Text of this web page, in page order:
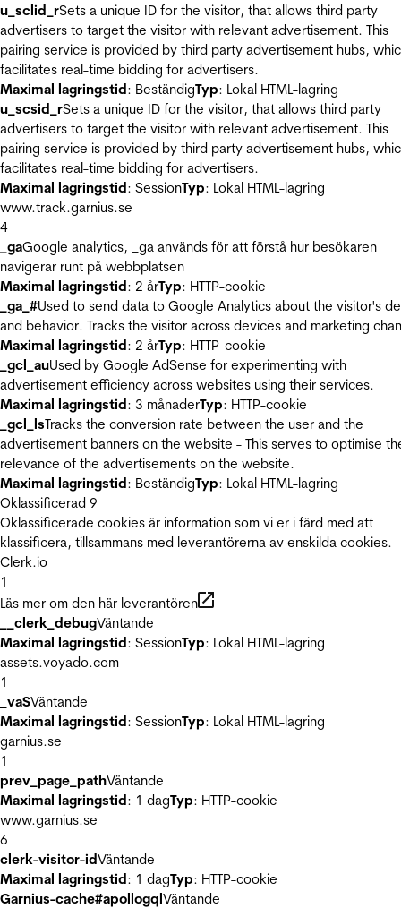
u_sclid_rSets a unique ID for the visitor, that allows third party
advertisers to target the visitor with relevant advertisement. This
pairing service is provided by third party advertisement hubs,
facilitates real-time bidding for advertisers.
Maximal lagringstid: BeständigTyp: Lokal HTML-lagring
u_scsid_rSets a unique ID for the visitor, that allows third party
advertisers to target the visitor with relevant advertisement. This
pairing service is provided by third party advertisement hubs,
facilitates real-time bidding for advertisers.
Maximal lagringstid: SessionTyp: Lokal HTML-lagring
www.track.garnius.se
4
_gaGoogle analytics, _ga används för att förstå hur besökaren
navigerar runt på webbplatsen
Maximal lagringstid: 2 årTyp: HTTP-cookie
_ga_#Used to send data to Google Analytics about the visitor's
and behavior. Tracks the visitor across devices and marketing
Maximal lagringstid: 2 årTyp: HTTP-cookie
_gcl_auUsed by Google AdSense for experimenting with
advertisement efficiency across websites using their services.
Maximal lagringstid: 3 månaderTyp: HTTP-cookie
_gcl_lsTracks the conversion rate between the user and the
advertisement banners on the website - This serves to optimise
relevance of the advertisements on the website.
Maximal lagringstid: BeständigTyp: Lokal HTML-lagring
Oklassificerad 9
Oklassificerade cookies är information som vi er i färd med att
klassificera, tillsammans med leverantörerna av enskilda cookies.
Clerk.io
1
Läs mer om den här leverantören
__clerk_debugVäntande
Maximal lagringstid: SessionTyp: Lokal HTML-lagring
assets.voyado.com
1
_vaSVäntande
Maximal lagringstid: SessionTyp: Lokal HTML-lagring
garnius.se
1
prev_page_pathVäntande
Maximal lagringstid: 1 dagTyp: HTTP-cookie
www.garnius.se
6
clerk-visitor-idVäntande
Maximal lagringstid: 1 dagTyp: HTTP-cookie
Garnius-cache#apollogqlVäntande